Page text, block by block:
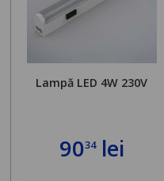
Lampă LED 4W 230V
9034lei